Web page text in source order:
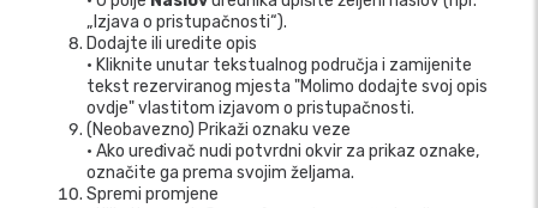
„Izjava o pristupačnosti“).
Dodajte ili uredite opis
• Kliknite unutar tekstualnog područja i zamijenite
tekst rezerviranog mjesta "Molimo dodajte svoj opis
ovdje" vlastitom izjavom o pristupačnosti.
(Neobavezno) Prikaži oznaku veze
• Ako uređivač nudi potvrdni okvir za prikaz oznake,
označite ga prema svojim željama.
Spremi promjene